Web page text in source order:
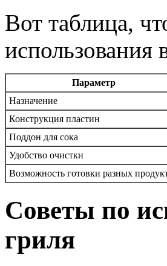
Вот таблица,
использования
Параметр
Назначение
Конструкция пластин
Поддон для сока
Удобство очистки
Возможность готовки разных
Советы по
гриля